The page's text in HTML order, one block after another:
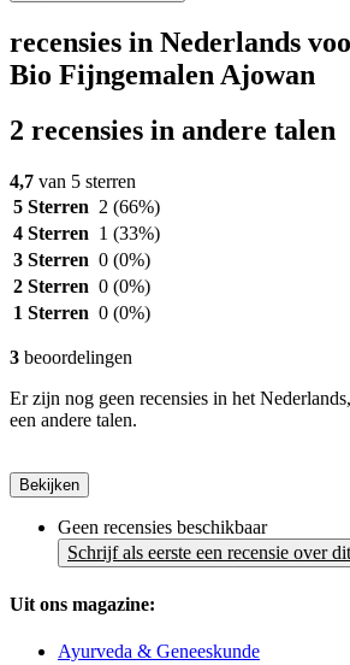
recensies in Nederlands
Bio Fijngemalen Ajowan
2 recensies in andere talen
4,7 van 5 sterren
5 Sterren 2 (66%)
4 Sterren 1 (33%)
3 Sterren 0 (0%)
2 Sterren 0 (0%)
1 Sterren 0 (0%)
3 beoordelingen
Er zijn nog geen recensies in het
een andere talen.
Bekijken
Geen recensies beschikbaar
Schrijf als eerste een recensie over
Uit ons magazine:
Ayurveda & Geneeskunde